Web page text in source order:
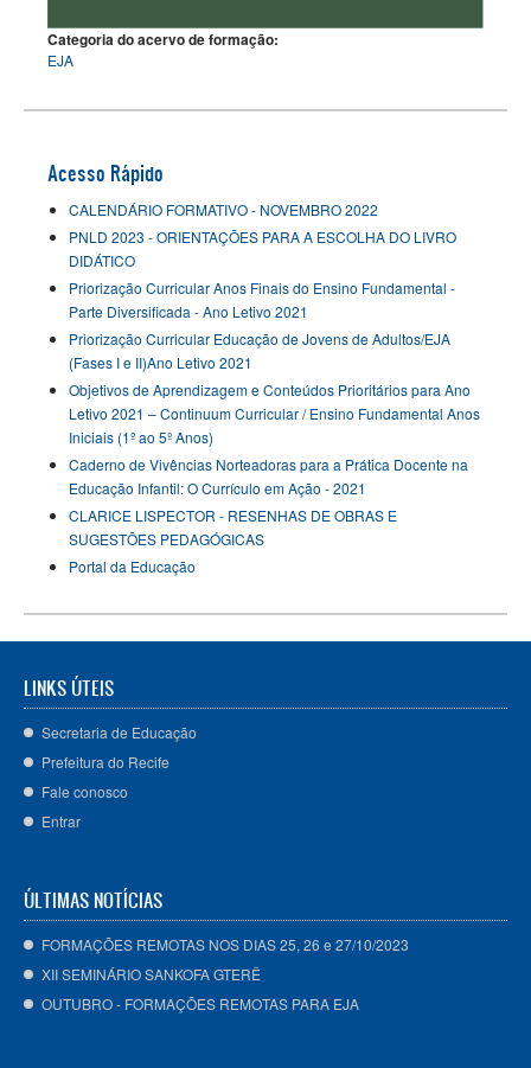
Categoria do acervo de formação:
EJA
Acesso Rápido
CALENDÁRIO FORMATIVO - NOVEMBRO 2022
PNLD 2023 - ORIENTAÇÕES PARA A ESCOLHA DO LIVRO
DIDÁTICO
Priorização Curricular Anos Finais do Ensino Fundamental -
Parte Diversificada - Ano Letivo 2021
Priorização Curricular Educação de Jovens de Adultos/EJA
(Fases I e II)Ano Letivo 2021
Objetivos de Aprendizagem e Conteúdos Prioritários para Ano
Letivo 2021 – Continuum Curricular / Ensino Fundamental Anos
Iniciais (1º ao 5º Anos)
Caderno de Vivências Norteadoras para a Prática Docente na
Educação Infantil: O Currículo em Ação - 2021
CLARICE LISPECTOR - RESENHAS DE OBRAS E
SUGESTÕES PEDAGÓGICAS
Portal da Educação
LINKS ÚTEIS
Secretaria de Educação
Prefeitura do Recife
Fale conosco
Entrar
ÚLTIMAS NOTÍCIAS
FORMAÇÕES REMOTAS NOS DIAS 25, 26 e 27/10/2023
XII SEMINÁRIO SANKOFA GTERÊ
OUTUBRO - FORMAÇÕES REMOTAS PARA EJA